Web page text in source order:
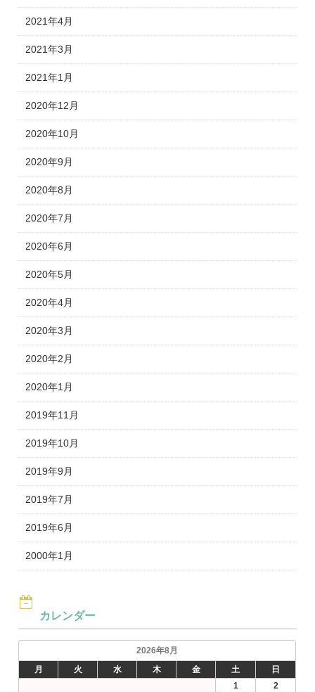
2021年4月
2021年3月
2021年1月
2020年12月
2020年10月
2020年9月
2020年8月
2020年7月
2020年6月
2020年5月
2020年4月
2020年3月
2020年2月
2020年1月
2019年11月
2019年10月
2019年9月
2019年7月
2019年6月
2000年1月
カレンダー
2026年8月
月
火 水 木 金 土 日
1
2